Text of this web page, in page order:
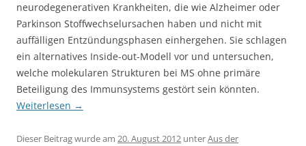
neurodegenerativen Krankheiten, die wie Alzheimer oder
Parkinson Stoffwechselursachen haben und nicht mit
auffälligen Entzündungsphasen einhergehen. Sie schlagen
ein alternatives Inside-out-Modell vor und untersuchen,
welche molekularen Strukturen bei MS ohne primäre
Beteiligung des Immunsystems gestört sein könnten.
Weiterlesen →
Dieser Beitrag wurde am 20. August 2012 unterAus der